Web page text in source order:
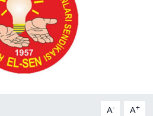
A- A+